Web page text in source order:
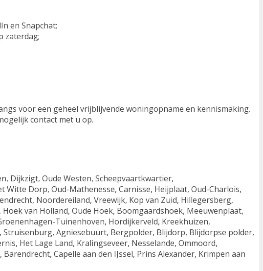
en Snapchat;
zaterdag;
voor een geheel vrijblijvende woningopname en kennismaking.
contact met u op.
Dijkzigt, Oude Westen, Scheepvaartkwartier,
Dorp, Oud-Mathenesse, Carnisse, Heijplaat, Oud-Charlois,
Noordereiland, Vreewijk, Kop van Zuid, Hillegersberg,
van Holland, Oude Hoek, Boomgaardshoek, Meeuwenplaat,
Tuinenhoven, Hordijkerveld, Kreekhuizen,
Struisenburg, Agniesebuurt, Bergpolder, Blijdorp, Blijdorpse polder,
Het Lage Land, Kralingseveer, Nesselande, Ommoord,
Capelle aan den IJssel, Prins Alexander, Krimpen aan